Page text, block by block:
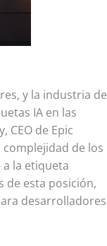
y la industria de
IA en las
CEO de Epic
de los
la etiqueta
de esta posición,
desarrolladores